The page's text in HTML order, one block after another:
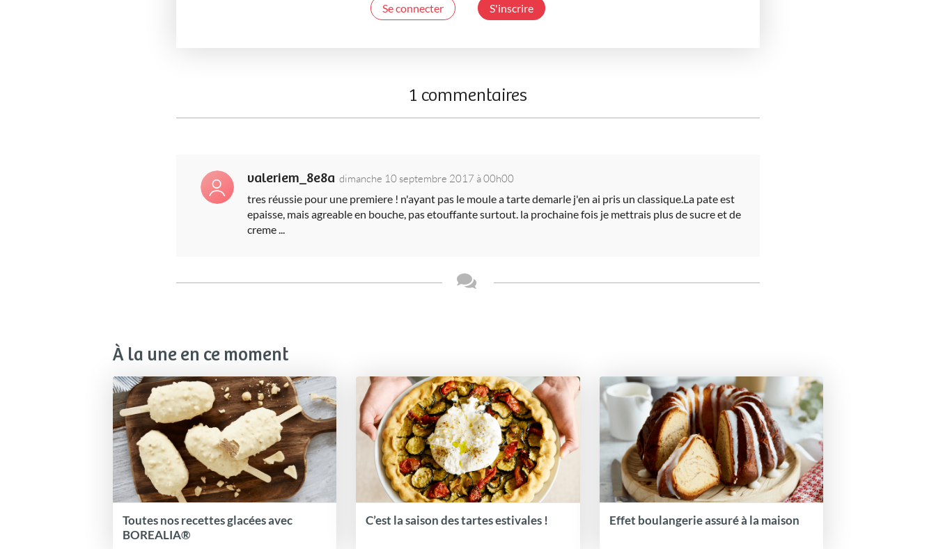
Se connecter S'inscrire
1 commentaires
valeriem_8e8a dimanche 10 septembre 2017 à 00h00
tres réussie pour une premiere ! n'ayant pas le moule a tarte demarle j'en ai pris un classique.La pate est
epaisse, mais agreable en bouche, pas etouffante surtout. la prochaine fois je mettrais plus de sucre et de
creme ...
À la une en ce moment
Toutes nos recettes glacées avec
BOREALIA®
C’est la saison des tartes estivales ! Effet boulangerie assuré à la maison